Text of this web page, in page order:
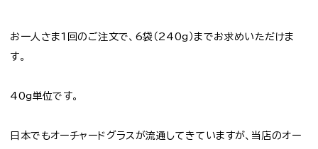
お一人さま1回のご注文で、6袋（240g）までお求めいただけま
す。
40g単位です。
日本でもオーチャードグラスが流通してきていますが、当店のオー